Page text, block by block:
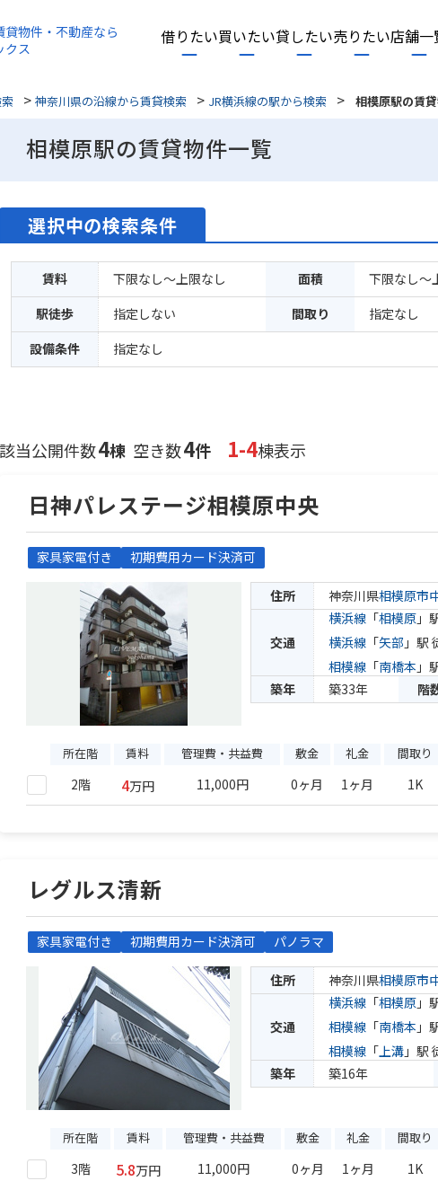
貸物件・不動産なら
クス
借りたい買いたい貸したい売りたい店舗一
> 神奈川県の沿線から賃貸検索 > JR横浜線の駅から検索 > 相模原駅の賃
相模原駅の賃貸物件一覧
選択中の検索条件
賃料 下限なし～上限なし 面積 下限なし～
駅徒歩
指定しない 間取り
指定なし
設備条件
指定なし
該当公開件数4棟 空き数4件 1-4棟表示
日神パレステージ相模原中央
家具家電付き 初期費用カード決済可
住所 神奈川県相模原市
交通
横浜線 「相模原 」
横浜線 「矢部 」駅
相模線 「南橋本 」
築年
築33年 階
所在階 賃料 管理費・共益費 敷金 礼金 間取り
2階 4万円 11,000円 0ヶ月 1ヶ月 1K
レグルス清新
家具家電付き 初期費用カード決済可 パノラマ
住所 神奈川県相模原市
交通
横浜線 「相模原 」
相模線 「南橋本 」
相模線 「上溝 」駅
築年
築16年
所在階 賃料 管理費・共益費 敷金 礼金 間取り
3階 5.8万円 11,000円 0ヶ月 1ヶ月 1K